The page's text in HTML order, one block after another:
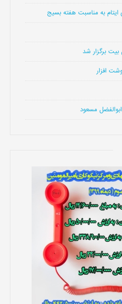
به مناسبت هفته بسیج
بیت برگزار شد
افزار
مسعود